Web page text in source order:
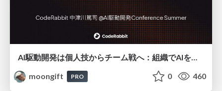
moongift
PRO 0 460